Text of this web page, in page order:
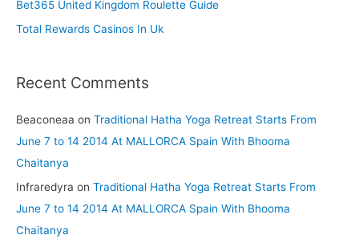
Bet365 United Kingdom Roulette Guide
Total Rewards Casinos In Uk
Recent Comments
Beaconeaa on Traditional Hatha Yoga Retreat Starts From
June 7 to 14 2014 At MALLORCA Spain With Bhooma
Chaitanya
Infraredyra on Traditional Hatha Yoga Retreat Starts From
June 7 to 14 2014 At MALLORCA Spain With Bhooma
Chaitanya